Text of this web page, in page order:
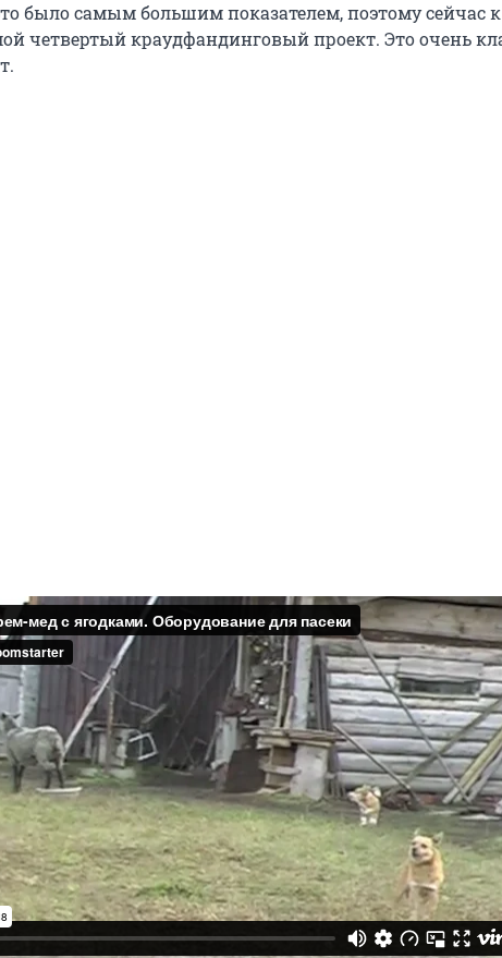
было самым большим показателем, поэтому сейчас
четвертый краудфандинговый проект. Это очень